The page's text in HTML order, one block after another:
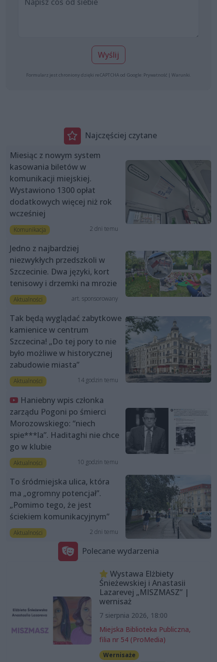
Wyślij
Formularz jest chroniony dzięki reCAPTCHA od Google: Prywatność | Warunki
Najczęściej czytane
Miesiąc z nowym system
kasowania biletów w
komunikacji miejskiej.
Wystawiono 1300 opłat
dodatkowych więcej niż rok
wcześniej
Komunikacja 2 dni temu
Jedno z najbardziej
niezwykłych przedszkoli w
Szczecinie. Dwa języki, kort
tenisowy i drzemki na mrozie
Aktualności art. sponsorowany
Tak będą wyglądać zabytkowe
kamienice w centrum
Szczecina! „Do tej pory to nie
było możliwe w historycznej
zabudowie miasta”
Aktualności 14 godzin temu
Haniebny wpis członka
zarządu Pogoni po śmierci
Morozowskiego: “niech
spie***la”. Haditaghi nie chce
go w klubie
Aktualności 10 godzin temu
To śródmiejska ulica, która
ma „ogromny potencjał”.
„Pomimo tego, że jest
ściekiem komunikacyjnym”
Aktualności 2 dni temu
Polecane wydarzenia
Wystawa Elżbiety
Śnieżewskiej i Anastasii
Lazarevej „MISZMASZ” |
wernisaż
7 sierpnia 2026, 18:00
Miejska Biblioteka Publiczna,
filia nr 54 (ProMedia)
Wernisaże